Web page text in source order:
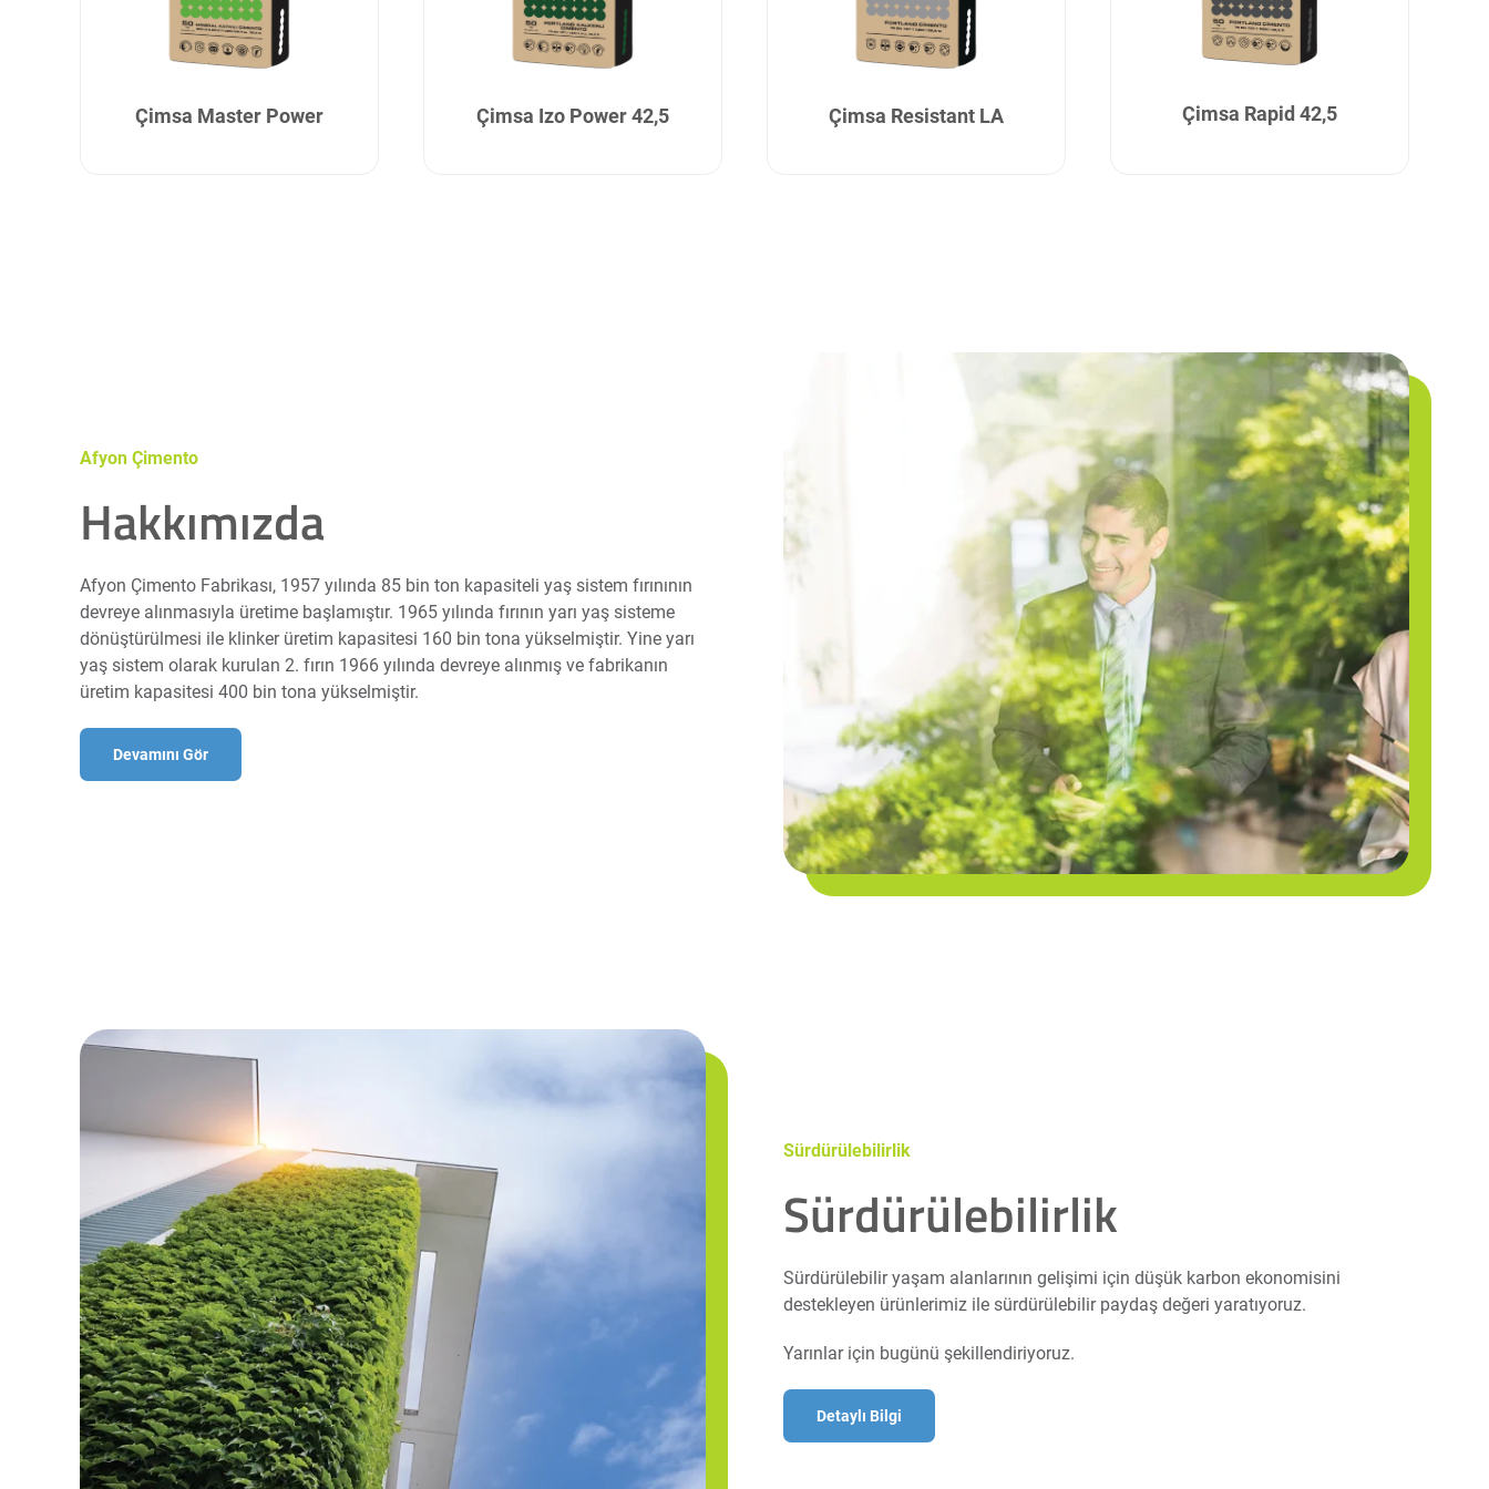
Çimsa Master Power Çimsa Izo Power 42,5 Çimsa Resistant LA Çimsa Rapid 42,5
Afyon Çimento
Hakkımızda
Afyon Çimento Fabrikası, 1957 yılında 85 bin ton kapasiteli yaş sistem fırınının
devreye alınmasıyla üretime başlamıştır. 1965 yılında fırının yarı yaş sisteme
dönüştürülmesi ile klinker üretim kapasitesi 160 bin tona yükselmiştir. Yine yarı
yaş sistem olarak kurulan 2. fırın 1966 yılında devreye alınmış ve fabrikanın
üretim kapasitesi 400 bin tona yükselmiştir.
Devamını Gör
Sürdürülebilirlik
Sürdürülebilirlik
Sürdürülebilir yaşam alanlarının gelişimi için düşük karbon ekonomisini
destekleyen ürünlerimiz ile sürdürülebilir paydaş değeri yaratıyoruz.
Yarınlar için bugünü şekillendiriyoruz.
Detaylı Bilgi